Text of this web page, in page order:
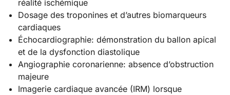
réalité ischémique
Dosage des troponines et d’autres biomarqueurs
cardiaques
Échocardiographie: démonstration du ballon apical
et de la dysfonction diastolique
Angiographie coronarienne: absence d’obstruction
majeure
Imagerie cardiaque avancée (IRM) lorsque